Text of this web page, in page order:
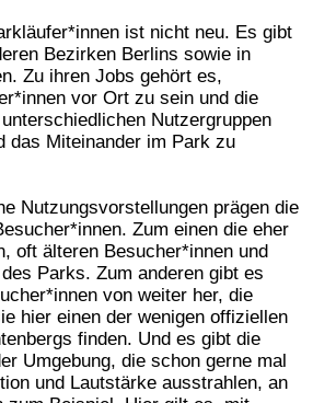
ist nicht neu. Es gibt
Bezirken Berlins sowie in
Zu ihren Jobs gehört es,
vor Ort zu sein und die
Nutzergruppen
das Miteinander im Park zu
Nutzungsvorstellungen prägen die
Zum einen die eher
oft älteren Besucher*innen und
Parks. Zum anderen gibt es
von weiter her, die
hier einen der wenigen offiziellen
finden. Und es gibt die
Umgebung, die schon gerne mal
und Lautstärke ausstrahlen, an